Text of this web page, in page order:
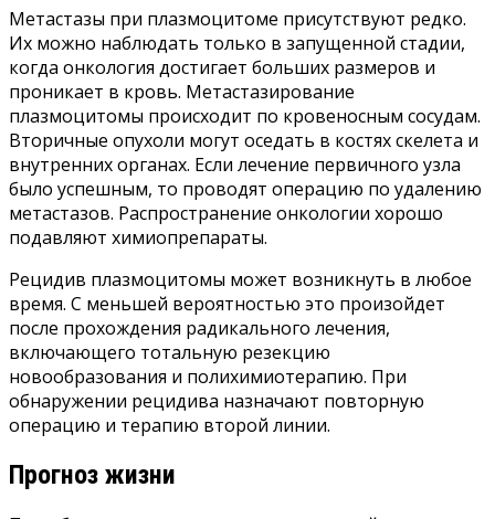
Метастазы при плазмоцитоме присутствуют редко.
Их можно наблюдать только в запущенной стадии,
когда онкология достигает больших размеров и
проникает в кровь. Метастазирование
плазмоцитомы происходит по кровеносным сосудам.
Вторичные опухоли могут оседать в костях скелета и
внутренних органах. Если лечение первичного узла
было успешным, то проводят операцию по удалению
метастазов. Распространение онкологии хорошо
подавляют химиопрепараты.
Рецидив плазмоцитомы может возникнуть в любое
время. С меньшей вероятностью это произойдет
после прохождения радикального лечения,
включающего тотальную резекцию
новообразования и полихимиотерапию. При
обнаружении рецидива назначают повторную
операцию и терапию второй линии.
Прогноз жизни